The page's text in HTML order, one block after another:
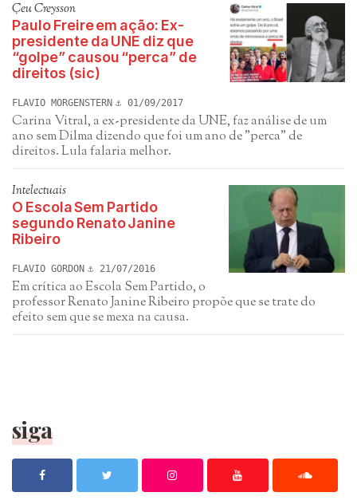
Çeu Creysson
Paulo Freire em ação: Ex-
presidente da UNE diz que
“golpe” causou “perca” de
direitos (sic)
FLAVIO MORGENSTERN 01/09/2017
Carina Vitral, a ex-presidente da UNE, faz análise de um
ano sem Dilma dizendo que foi um ano de "perca" de
direitos. Lula falaria melhor.
Intelectuais
O Escola Sem Partido
segundo Renato Janine
Ribeiro
FLAVIO GORDON 21/07/2016
Em crítica ao Escola Sem Partido, o
professor Renato Janine Ribeiro propõe que se trate do
efeito sem que se mexa na causa.
siga